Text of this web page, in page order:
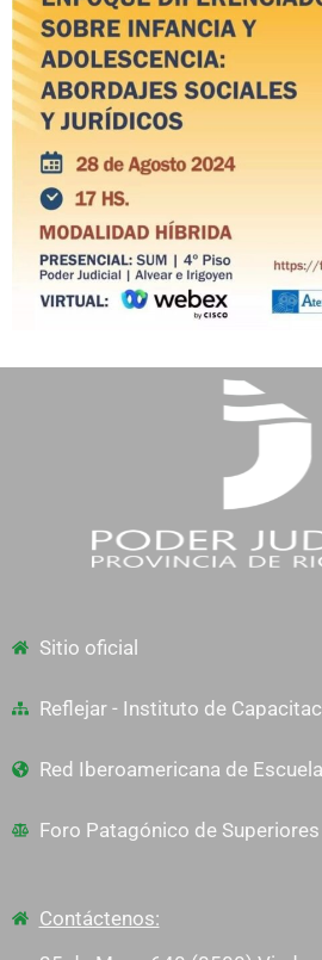
Sitio oficial
Reflejar - Instituto de
Red Iberoamericana de
Foro Patagónico de
Contáctenos: